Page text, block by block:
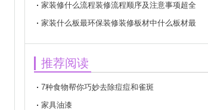
家装修什么流程装修流程顺序及注意事项超全
家装什么板最环保装修装修板材中什么板材最
推荐阅读
7种食物帮你巧妙去除痘痘和雀斑
家具油漆